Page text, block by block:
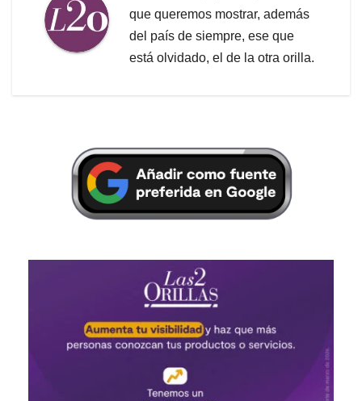
que queremos mostrar, además
del país de siempre, ese que
está olvidado, el de la otra orilla.